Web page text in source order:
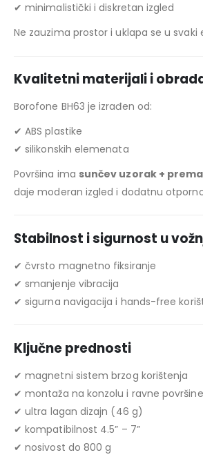
✔ minimalistički i diskretan izgled
Ne zauzima prostor i uklapa se u svaki
Kvalitetni materijali i
Borofone BH63 je izrađen od:
✔ ABS plastike
✔ silikonskih elemenata
Površina ima sunčev uzorak +
daje moderan izgled i dodatnu
Stabilnost i sigurnost u
✔ čvrsto magnetno fiksiranje
✔ smanjenje vibracija
✔ sigurna navigacija i hands-free
Ključne prednosti
✔ magnetni sistem brzog korištenja
✔ montaža na konzolu i ravne površine
✔ ultra lagan dizajn (46 g)
✔ kompatibilnost 4.5” – 7”
✔ nosivost do 800 g